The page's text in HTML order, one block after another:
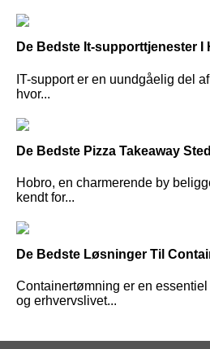
De Bedste It-supporttjenester I
IT-support er en uundgåelig del
hvor...
De Bedste Pizza Takeaway
Hobro, en charmerende by
kendt for...
De Bedste Løsninger Til
Containertømning er en
og erhvervslivet...